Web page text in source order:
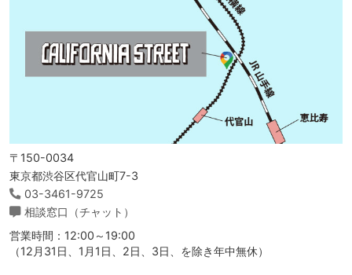
〒150-0034
東京都渋谷区代官山町7-3
03-3461-9725
相談窓口（チャット）
営業時間：12:00～19:00
（12月31日、1月1日、2日、3日、を除き年中無休）